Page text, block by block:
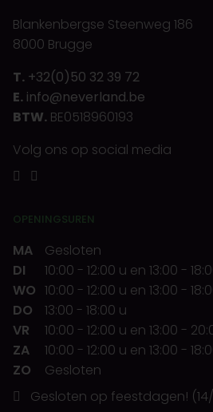
Blankenbergse Steenweg 186
8000 Brugge
T. +32(0)50 32 39 72
E. info@neverland.be
BTW. BE0518960193
Volg ons op social media
OPENINGSUREN
MA
Gesloten
DI
10:00 - 12:00 u en 13:00 -
WO 10:00 - 12:00 u en 13:00 -
DO
13:00 - 18:00 u
VR
10:00 - 12:00 u en 13:00 -
ZA
10:00 - 12:00 u en 13:00 -
ZO
Gesloten
Gesloten op feestdagen! (14/